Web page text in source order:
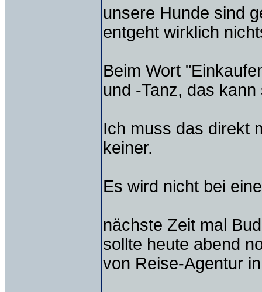
unsere Hunde sind
entgeht wirklich
Beim Wort
und -Tanz, das
Ich muss das direkt
keiner.
Es wird nicht bei
nächste Zeit mal
sollte heute abend
von Reise-Agentur